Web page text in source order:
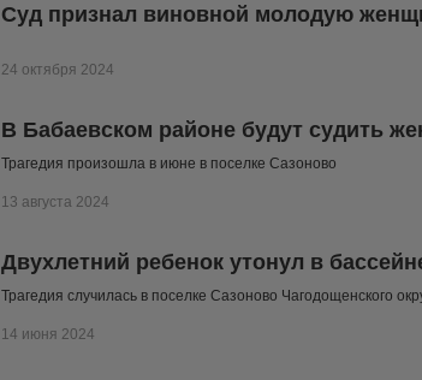
Суд признал виновной молодую
24 октября 2024
В Бабаевском районе будут судить
Трагедия произошла в июне в поселке Сазоново
13 августа 2024
Двухлетний ребенок утонул в
Трагедия случилась в поселке Сазоново Чагодощенского
14 июня 2024